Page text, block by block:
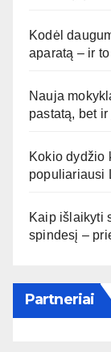
Kodėl
aparatą – ir
Nauja
pastatą, bet
Kokio dydžio
populiariausi
Kaip išlaikyti
spindesį –
Partneriai